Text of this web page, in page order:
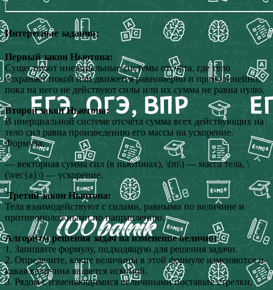
Интересные задания:
Первый закон Ньютона:
Существуют инерциальные системы отсчёта, где тело
сохраняет покой или движется равномерно и прямолинейно,
пока на него не действуют силы или их сумма не равна нулю.
Второй закон Ньютона:
В инерциальной системе отсчёта сумма всех действующих на
тело сил равна произведению его массы на ускорение.
Формула:
— векторная сумма сил (в ньютонах), \(m\) — масса тела, \
(\vec{a}\) — ускорение.
Третий закон Ньютона:
Тела взаимодействуют с силами, равными по величине и
противоположными по направлению.
Алгоритм решения задач на изменение величин:
1. Запишите формулу, подходящую для решения задачи.
2. Определите, какие величины в этой формуле изменяются и
какая величина является искомой.
3. Рядом с изменяющимися величинами поставьте стрелки,